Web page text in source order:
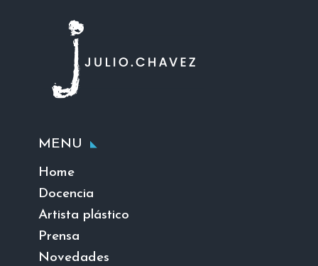
MENU
Home
Docencia
Artista plástico
Prensa
Novedades